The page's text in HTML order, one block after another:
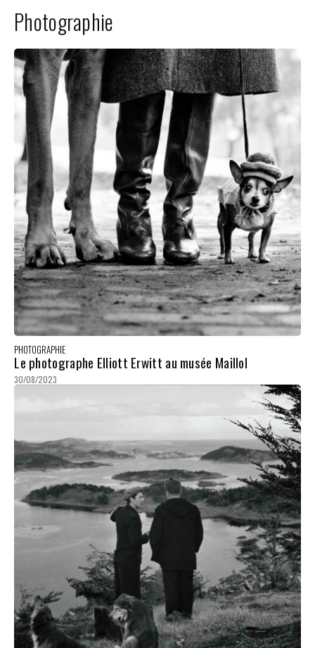
Photographie
PHOTOGRAPHIE
Le photographe Elliott Erwitt au musée Maillol
30/08/2023